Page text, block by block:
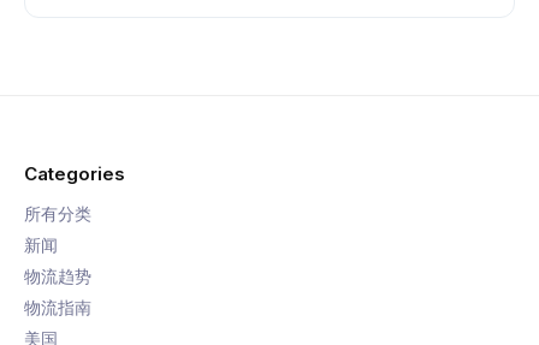
Categories
所有分类
新闻
物流趋势
物流指南
美国